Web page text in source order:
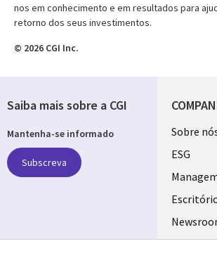
nos em conhecimento e em resultados para
retorno dos seus investimentos.
© 2026 CGI Inc.
links
Sobre
ESG
Saiba mais sobre a CGI
Mantenha-se informado
Subscreva